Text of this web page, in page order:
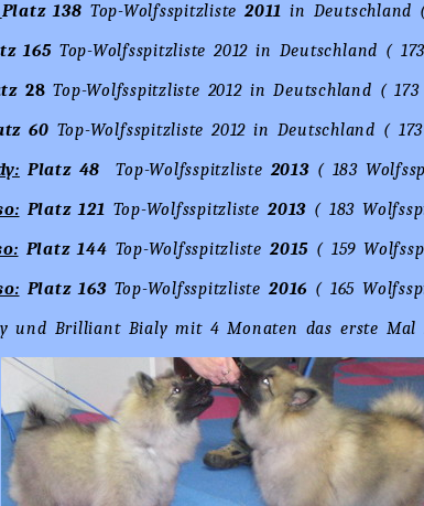
Platz 138 Top-Wolfsspitzliste2011 in Deutschland
165 Top-Wolfsspitzliste 2012 in Deutschland (
28Top-Wolfsspitzliste 2012 in Deutschland (
60 Top-Wolfsspitzliste 2012 in Deutschland (
Platz 48 Top-Wolfsspitzliste 2013 ( 183
Platz 121 Top-Wolfsspitzliste 2013 ( 183
Platz 144 Top-Wolfsspitzliste 2015 ( 159
Platz 163Top-Wolfsspitzliste 2016 ( 165
und Brilliant Bialy mit 4 Monaten das erste Mal